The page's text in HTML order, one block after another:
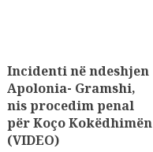
Incidenti në ndeshjen
Apolonia- Gramshi,
nis procedim penal
për Koço Kokëdhimën
(VIDEO)